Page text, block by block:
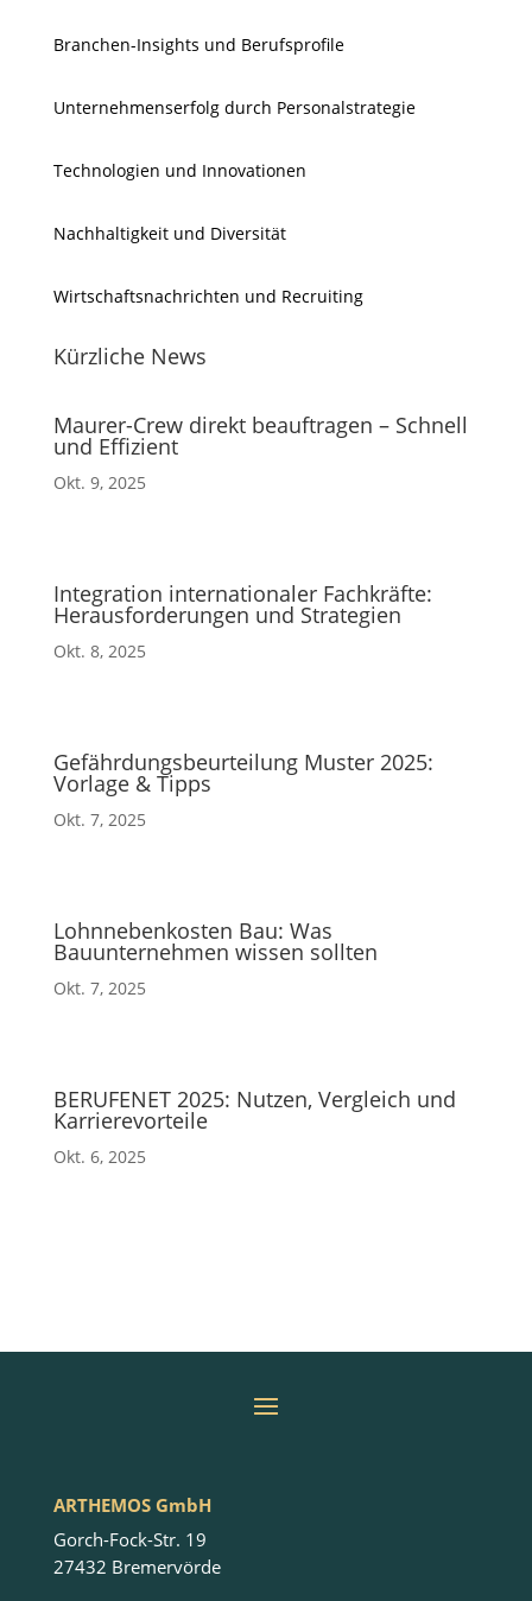
Branchen-Insights und Berufsprofile
Unternehmenserfolg durch Personalstrategie
Technologien und Innovationen
Nachhaltigkeit und Diversität
Wirtschaftsnachrichten und Recruiting
Kürzliche News
Maurer-Crew direkt beauftragen – Schnell
und Effizient
Okt. 9, 2025
Integration internationaler Fachkräfte:
Herausforderungen und Strategien
Okt. 8, 2025
Gefährdungsbeurteilung Muster 2025:
Vorlage & Tipps
Okt. 7, 2025
Lohnnebenkosten Bau: Was
Bauunternehmen wissen sollten
Okt. 7, 2025
BERUFENET 2025: Nutzen, Vergleich und
Karrierevorteile
Okt. 6, 2025
ARTHEMOS GmbH
Gorch-Fock-Str. 19
27432 Bremervörde